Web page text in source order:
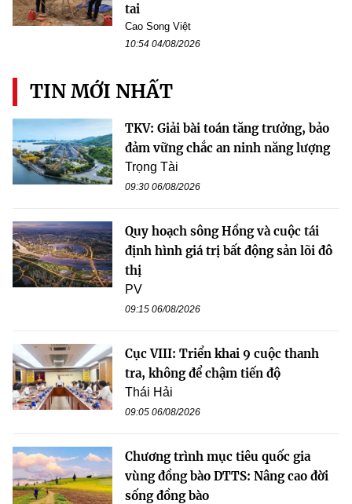
tai
Cao Song Việt
10:54 04/08/2026
TIN MỚI NHẤT
TKV: Giải bài toán tăng trưởng, bảo
đảm vững chắc an ninh năng lượng
Trọng Tài
09:30 06/08/2026
Quy hoạch sông Hồng và cuộc tái
định hình giá trị bất động sản lõi đô
thị
PV
09:15 06/08/2026
Cục VIII: Triển khai 9 cuộc thanh
tra, không để chậm tiến độ
Thái Hải
09:05 06/08/2026
Chương trình mục tiêu quốc gia
vùng đồng bào DTTS: Nâng cao đời
sống đồng bào